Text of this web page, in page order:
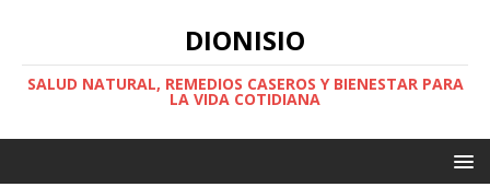
DIONISIO
SALUD NATURAL, REMEDIOS CASEROS Y BIENESTAR PARA
LA VIDA COTIDIANA